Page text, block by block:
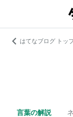
はてなブログ トッ
言葉の解説